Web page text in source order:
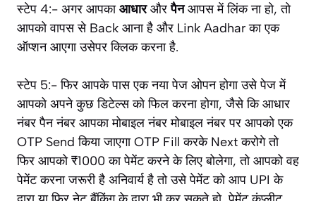
स्टेप 4:- अगर आपकाआधारऔरपैनआपस में लिंक ना हो, तो
आपको वापस से Back आना है और Link Aadhar का एक
ऑप्शन आएगा उसेपर क्लिक करना है.
स्टेप 5:- फिर आपके पास एक नया पेज ओपन होगा उसे पेज में
आपको अपने कुछ डिटेल्स को फिल करना होगा, जैसे कि आधार
नंबर पैन नंबर आपका मोबाइल नंबर मोबाइल नंबर पर आपको एक
OTP Send किया जाएगा OTP Fill करके Next करोगे तो
फिर आपको ₹1000 का पेमेंट करने के लिए बोलेगा, तो आपको वह
पेमेंट करना जरूरी है अनिवार्य है तो उसे पेमेंट को आप UPI के